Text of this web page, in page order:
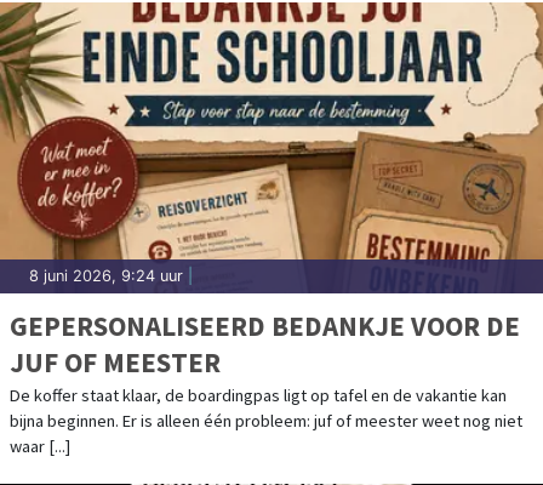
8 juni 2026, 9:24 uur
GEPERSONALISEERD BEDANKJE VOOR DE
JUF OF MEESTER
De koffer staat klaar, de boardingpas ligt op tafel en de vakantie kan
bijna beginnen. Er is alleen één probleem: juf of meester weet nog niet
waar [...]